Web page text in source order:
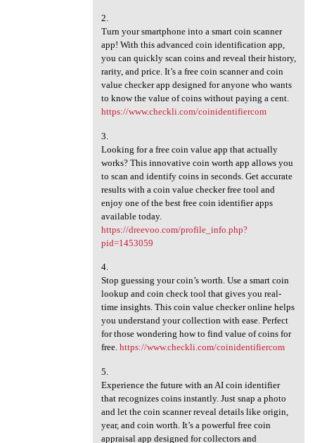
2.
Turn your smartphone into a smart coin scanner
app! With this advanced coin identification app,
you can quickly scan coins and reveal their history,
rarity, and price. It’s a free coin scanner and coin
value checker app designed for anyone who wants
to know the value of coins without paying a cent.
https://www.checkli.com/coinidentifiercom
3.
Looking for a free coin value app that actually
works? This innovative coin worth app allows you
to scan and identify coins in seconds. Get accurate
results with a coin value checker free tool and
enjoy one of the best free coin identifier apps
available today.
https://dreevoo.com/profile_info.php?
pid=1453059
4.
Stop guessing your coin’s worth. Use a smart coin
lookup and coin check tool that gives you real-
time insights. This coin value checker online helps
you understand your collection with ease. Perfect
for those wondering how to find value of coins for
free. https://www.checkli.com/coinidentifiercom
5.
Experience the future with an AI coin identifier
that recognizes coins instantly. Just snap a photo
and let the coin scanner reveal details like origin,
year, and coin worth. It’s a powerful free coin
appraisal app designed for collectors and